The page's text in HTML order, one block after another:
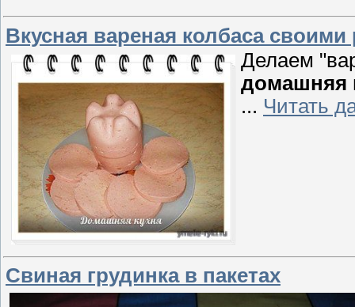
Вкусная вареная колбаса своими
Делаем
домашняя
... Читать
Свиная грудинка в пакетах